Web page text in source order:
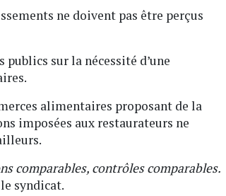
ne doivent pas être perçus
sur la nécessité d’une
alimentaires proposant de la
imposées aux restaurateurs ne
comparables, contrôles comparables.
syndicat.